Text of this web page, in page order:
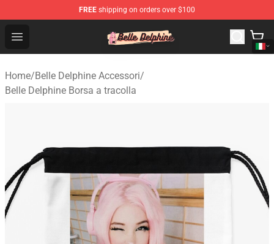
FREE shipping on orders over $100
Open menu
Belle Delphine Store - Official Belle Delphine
Home/Belle Delphine Accessori/
Belle Delphine Borsa a tracolla